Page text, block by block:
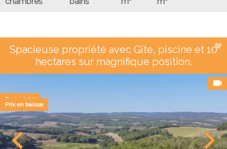
Spacieuse propriété avec Gîte, piscine et 10
hectares sur magnifique position.
Exclusivité
Prix en baisse